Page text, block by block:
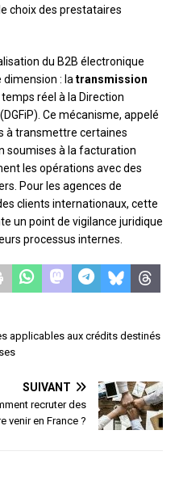
choix des prestataires
du B2B électronique
: la transmission
réel à la Direction
Ce mécanisme, appelé
à transmettre certaines
soumises à la facturation
les opérations avec des
Pour les agences de
clients internationaux, cette
un point de vigilance juridique
processus internes.
applicables aux crédits destinés
SUIVANT
recruter des
venir en France ?